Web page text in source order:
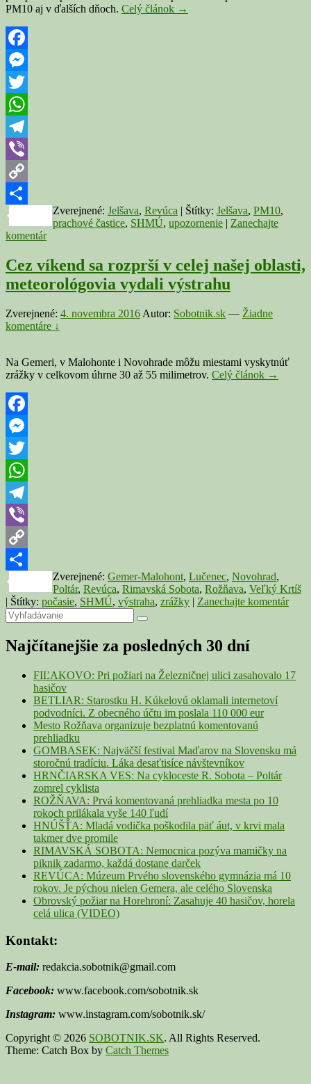
PM10 aj v ďalších dňoch. Celý článok JELŠAVA:
→
Facebook
Messenger
Twitter
WhatsApp
Telegram
Viber
Copy
Link
Share
Zverejnené: Jelšava, Revúca | Štítky: Jelšava, PM10,
prachové častice, SHMÚ, upozornenie | Zanechajte
komentár
Cez víkend sa rozprší v celej našej oblasti,
meteorológovia vydali výstrahu
Zverejnené: 4. novembra 2016 Autor: Sobotnik.sk — Žiadne
komentáre ↓
Na Gemeri, v Malohonte i Novohrade môžu miestami vyskytnúť
zrážky v celkovom úhrne 30 až 55 milimetrov. Celý článok Cez
→
Facebook
Messenger
Twitter
WhatsApp
Telegram
Viber
Copy
Link
Share
Zverejnené: Gemer-Malohont, Lučenec, Novohrad,
Poltár, Revúca, Rimavská Sobota, Rožňava, Veľký Krtíš
| Štítky: počasie, SHMÚ, výstraha, zrážky | Zanechajte komentár
Primary
Sidebar
Widget
Area
Search
for:
Search
Najčítanejšie za posledných 30 dní
FIĽAKOVO: Pri požiari na Železničnej ulici zasahovalo 17
hasičov
BETLIAR: Starostku H. Kúkelovú oklamali internetoví
podvodníci. Z obecného účtu im poslala 110 000 eur
Mesto Rožňava organizuje bezplatnú komentovanú
prehliadku
GOMBASEK: Najväčší festival Maďarov na Slovensku má
storočnú tradíciu. Láka desaťtisíce návštevníkov
HRNČIARSKA VES: Na cykloceste R. Sobota – Poltár
zomrel cyklista
ROŽŇAVA: Prvá komentovaná prehliadka mesta po 10
rokoch prilákala vyše 140 ľudí
HNÚŠŤA: Mladá vodička poškodila päť áut, v krvi mala
takmer dve promile
RIMAVSKÁ SOBOTA: Nemocnica pozýva mamičky na
piknik zadarmo, každá dostane darček
REVÚCA: Múzeum Prvého slovenského gymnázia má 10
rokov. Je pýchou nielen Gemera, ale celého Slovenska
Obrovský požiar na Horehroní: Zasahuje 40 hasičov, horela
celá ulica (VIDEO)
Kontakt:
E-mail: redakcia.sobotnik@gmail.com
Facebook: www.facebook.com/sobotnik.sk
Instagram: www.instagram.com/sobotnik.sk/
Copyright © 2026 SOBOTNIK.SK. All Rights Reserved.
Theme: Catch Box by Catch Themes